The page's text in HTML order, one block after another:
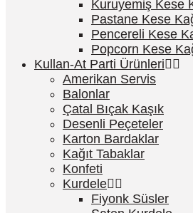
Kuruyemiş Kese
Pastane Kese
Pencereli Kese
Popcorn Kese
Kullan-At Parti Ürünleri
Amerikan Servis
Balonlar
Çatal Bıçak Kaşık
Desenli Peçeteler
Karton Bardaklar
Kağıt Tabaklar
Konfeti
Kurdele
Fiyonk Süsler